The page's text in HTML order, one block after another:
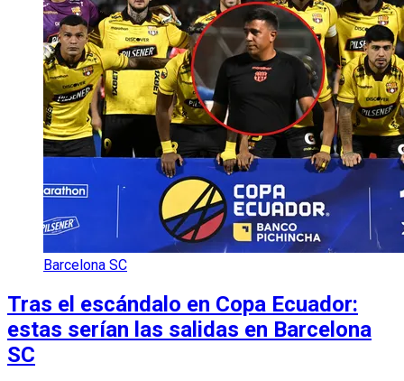
Barcelona SC
Tras el escándalo en Copa Ecuador:
estas serían las salidas en Barcelona
SC